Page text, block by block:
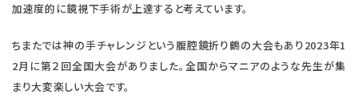
加速度的に鏡視下手術が上達すると考えています。
ちまたでは神の手チャレンジという腹腔鏡折り鶴の大会もあり2023年1
2月に第２回全国大会がありました。全国からマニアのような先生が集
まり大変楽しい大会です。